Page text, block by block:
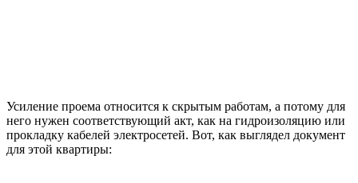
Усиление проема относится к скрытым работам, а потому для
него нужен соответствующий акт, как на гидроизоляцию или
прокладку кабелей электросетей. Вот, как выглядел документ
для этой квартиры: